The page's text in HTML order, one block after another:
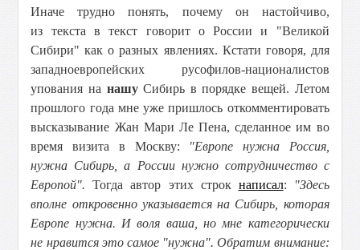
Иначе трудно понять, почему он настойчиво,
из текста в текст говорит о России и "Великой
Сибири" как о разных явлениях. Кстати говоря, для
западноевропейских русофилов-националистов
упования на нашуСибирь в порядке вещей. Летом
прошлого года мне уже пришлось откомментировать
высказывание Жан Мари Ле Пена, сделанное им во
время визита в Москву:
"Европе нужна Россия,
нужна Сибирь, а России нужно сотрудничество с
Европой". Тогда автор этих строк написал:
"Здесь
вполне откровенно указывается на Сибирь, которая
Европе нужна. И воля ваша, но мне категорически
не нравится это самое "нужна". Обратим внимание: